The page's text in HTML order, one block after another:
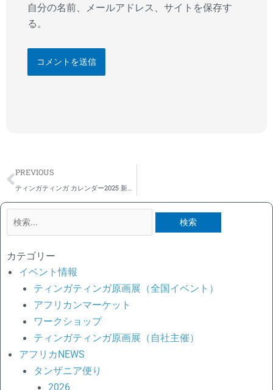
自分の名前、メールアドレス、サイトを保存す
る。
Prev
PREVIOUS
検
象:
カテゴリー
イベント情報
ティンガティンガ原画展（全国イベント）
アフリカンマーケット
ワークショップ
ティンガティンガ原画展（自社主催）
アフリカNEWS
タンザニア便り
2026